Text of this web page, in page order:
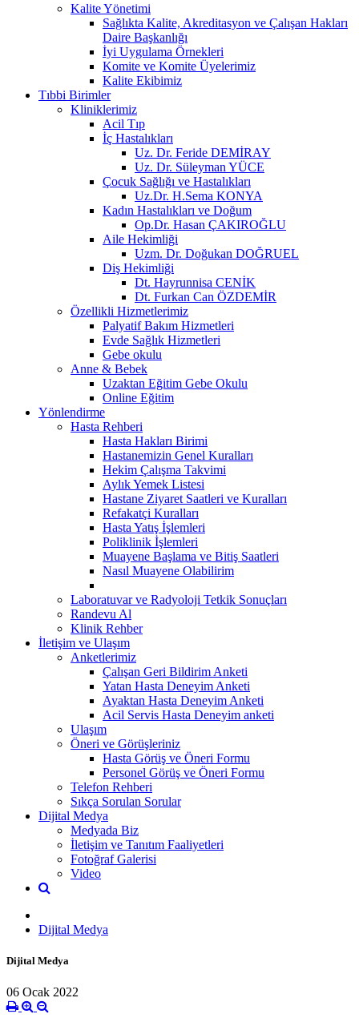
Kalite Yönetimi
Sağlıkta Kalite, Akreditasyon ve Çalışan Hakları
Daire Başkanlığı
İyi Uygulama Örnekleri
Komite ve Komite Üyelerimiz
Kalite Ekibimiz
Tıbbi Birimler
Kliniklerimiz
Acil Tıp
İç Hastalıkları
Uz. Dr. Feride DEMİRAY
Uz. Dr. Süleyman YÜCE
Çocuk Sağlığı ve Hastalıkları
Uz.Dr. H.Sema KONYA
Kadın Hastalıkları ve Doğum
Op.Dr. Hasan ÇAKIROĞLU
Aile Hekimliği
Uzm. Dr. Doğukan DOĞRUEL
Diş Hekimliği
Dt. Hayrunnisa CENİK
Dt. Furkan Can ÖZDEMİR
Özellikli Hizmetlerimiz
Palyatif Bakım Hizmetleri
Evde Sağlık Hizmetleri
Gebe okulu
Anne & Bebek
Uzaktan Eğitim Gebe Okulu
Online Eğitim
Yönlendirme
Hasta Rehberi
Hasta Hakları Birimi
Hastanemizin Genel Kuralları
Hekim Çalışma Takvimi
Aylık Yemek Listesi
Hastane Ziyaret Saatleri ve Kuralları
Refakatçi Kuralları
Hasta Yatış İşlemleri
Poliklinik İşlemleri
Muayene Başlama ve Bitiş Saatleri
Nasıl Muayene Olabilirim
Laboratuvar ve Radyoloji Tetkik Sonuçları
Randevu Al
Klinik Rehber
İletişim ve Ulaşım
Anketlerimiz
Çalışan Geri Bildirim Anketi
Yatan Hasta Deneyim Anketi
Ayaktan Hasta Deneyim Anketi
Acil Servis Hasta Deneyim anketi
Ulaşım
Öneri ve Görüşleriniz
Hasta Görüş ve Öneri Formu
Personel Görüş ve Öneri Formu
Telefon Rehberi
Sıkça Sorulan Sorular
Dijital Medya
Medyada Biz
İletişim ve Tanıtım Faaliyetleri
Fotoğraf Galerisi
Video
Dijital Medya
Dijital Medya
06 Ocak 2022